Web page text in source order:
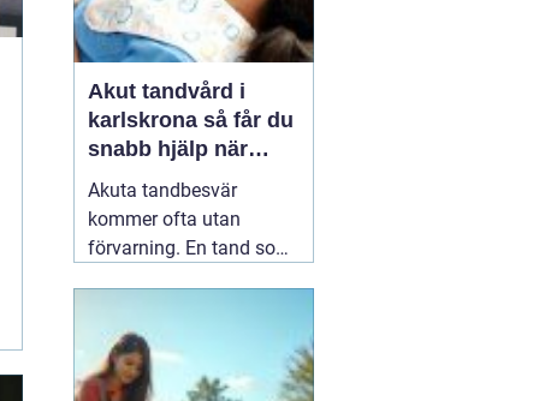
Akut tandvård i
karlskrona så får du
snabb hjälp när
tanden krisar
Akuta tandbesvär
kommer ofta utan
förvarning. En tand som
du knappt kan sova. En
fyllning kan lossna
lagom till helgen, eller en